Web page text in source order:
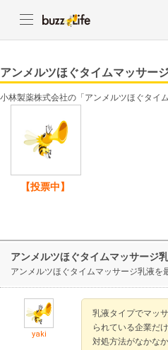
アンメルツほぐタイムマッサー
小林製薬株式会社の「アンメルツほぐタイ
【投票中】
アンメルツほぐタイムマッサージ
アンメルツほぐタイムマッサージ乳液を
yaki
乳液タイプでマッ
られている企業だ
対処方法がなかな